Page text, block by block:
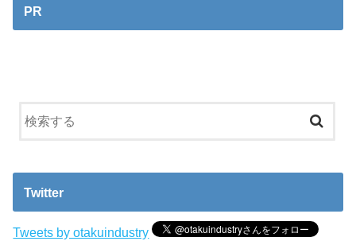
PR
Twitter
Tweets by otakuindustry